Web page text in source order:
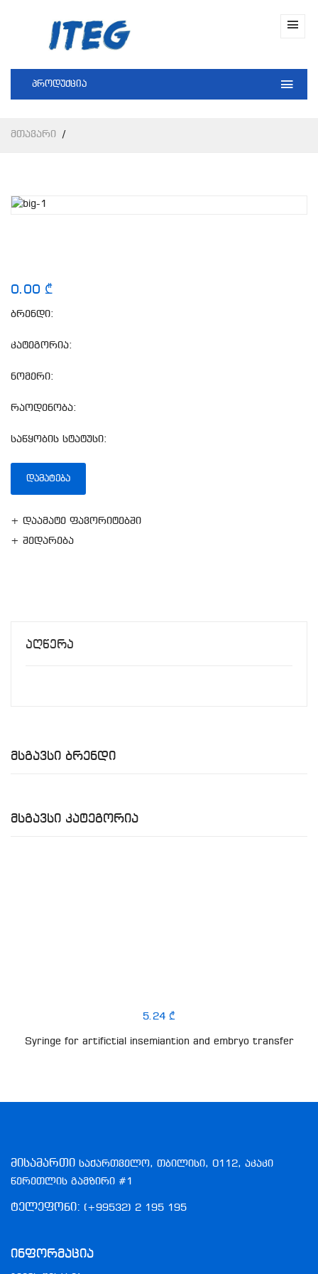
პროდუქცია
Მთავარი
0.00 ₾
ბრენდი:
კატეგორია:
ნომერი:
რაოდენობა:
საწყობის სტატუსი:
ᲓᲐᲛᲐᲢᲔᲑᲐ
+ დაამატე ფავორიტებში
+ შედარება
Აღწერა
Მსგავსი Ბრენდი
Მსგავსი Კატეგორია
5.24 ₾
Syringe for artifictial insemiantion and embryo transfer
მისამართი საქართველო, თბილისი, 0112, აკაკი
წერეთლის გამზირი #1
ტელეფონი: (+99532) 2 195 195
Ინფორმაცია